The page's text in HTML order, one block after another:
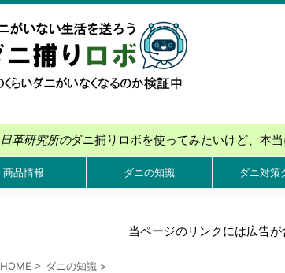
日革研究所のダニ捕りロボを使ってみたいけど、本
商品情報 ダニの知識 ダニ対策
当ページのリンクには広告が
HOME > ダニの知識 >